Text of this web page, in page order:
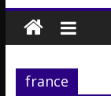
france